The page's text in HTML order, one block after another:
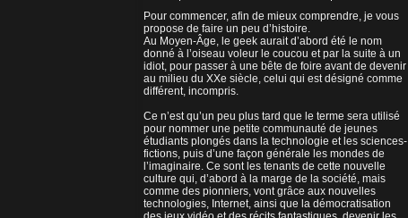
Pour commencer, afin de mieux comprendre, je vous
propose de faire un peu d’histoire.
Au Moyen-Âge, le geek aurait d’abord été le nom
donné à l’oiseau voleur le coucou et par la suite à un
idiot, pour passer à une bête de foire avant de devenir
au milieu du XXe siècle, celui qui est désigné comme
différent, incompris.
Ce n’est qu’un peu plus tard que le terme sera utilisé
pour nommer une petite communauté de jeunes
étudiants plongés dans la technologie et les sciences-
fictions, puis d’une façon générale les mondes de
l’imaginaire. Ce sont les tenants de cette nouvelle
culture qui, d’abord à la marge de la société, mais
comme des pionniers, vont grâce aux nouvelles
technologies, Internet, ainsi que la démocratisation